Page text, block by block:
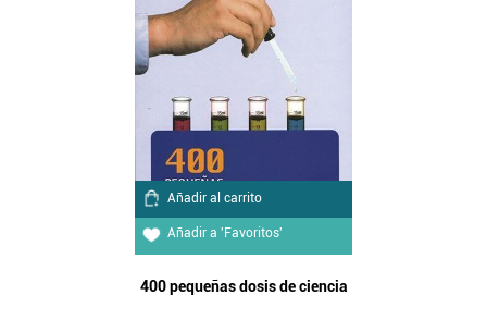
Añadir al carrito
Añadir a 'Favoritos'
400 pequeñas dosis de ciencia